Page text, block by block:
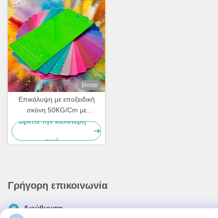
βίντεο
Επικάλυψη με εποξειδική
σκόνη 50KG/Cm με
επιφάνεια φλοιού
Βρείτε την καλύτερη
τιμή
Γρήγορη επικοινωνία
Διεύθυνση